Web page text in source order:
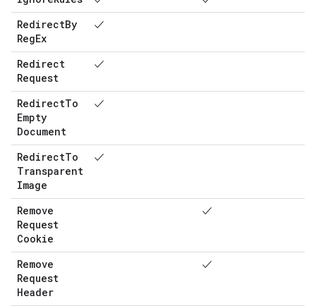
RedirectBy
RegEx
✓
Redirect
Request
✓
RedirectTo
Empty
Document
✓
RedirectTo
Transparent
Image
✓
Remove
Request
Cookie
✓
Remove
Request
Header
✓